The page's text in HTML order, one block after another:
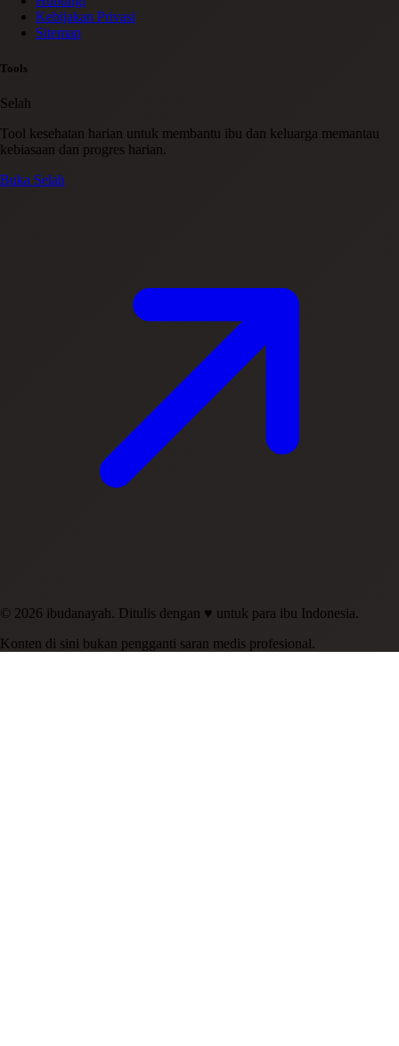
Kebijakan Privasi
Sitemap
Tools
Selah
Tool kesehatan harian untuk membantu ibu dan keluarga memantau
kebiasaan dan progres harian.
Buka Selah
© 2026 ibudanayah. Ditulis dengan ♥ untuk para ibu Indonesia.
Konten di sini bukan pengganti saran medis profesional.